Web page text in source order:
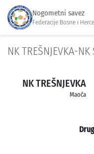
Nogometni savez
Federacije Bosne i
NK TREŠNJEVKA-NK
NK TREŠNJEVKA
Maoča